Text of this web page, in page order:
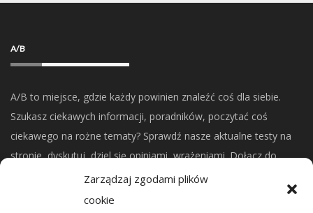
Zarządzaj zgodami plików
cookie
A/B
A/B to miejsce, gdzie każdy powinien znaleźć coś dla siebie.
Szukasz ciekawych informacji, poradników, poczytać coś
ciekawego na rożne tematy? Sprawdź nasze aktualne testy na
stronie, dyskutuj, dziel się opiniami, wrażeniami. Dołącz do
naszej społeczności.